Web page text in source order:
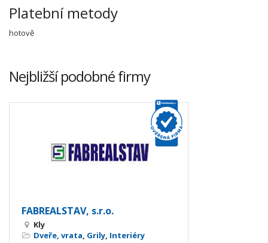
Platební metody
hotově
Nejbližší podobné firmy
FABREALSTAV, s.r.o.
Kly
Dveře, vrata, Grily, Interiéry